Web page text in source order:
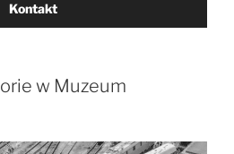
Kontakt
w Muzeum